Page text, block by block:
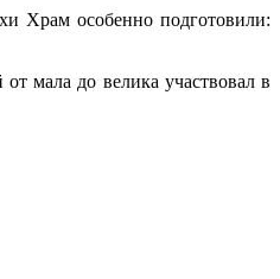
Храм особенно подготовили:
мала до велика участвовал в